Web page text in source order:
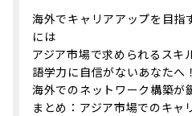
海外でキャリアアップを目指
には
アジア市場で求められるスキ
語学力に自信がないあなたへ
海外でのネットワーク構築が
まとめ：アジア市場でのキャ